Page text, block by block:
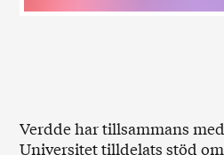
Verdde har tillsammans
Universitet tilldelats stöd